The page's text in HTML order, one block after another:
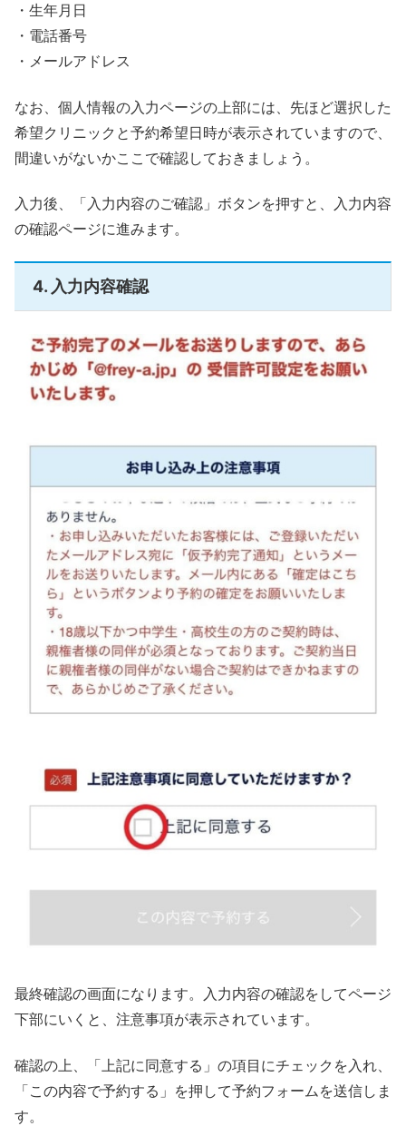
・生年月日
・電話番号
・メールアドレス
なお、個人情報の入力ページの上部には、先ほど選択した
希望クリニックと予約希望日時が表示されていますので、
間違いがないかここで確認しておきましょう。
入力後、「入力内容のご確認」ボタンを押すと、入力内容
の確認ページに進みます。
4. 入力内容確認
最終確認の画面になります。入力内容の確認をしてページ
下部にいくと、注意事項が表示されています。
確認の上、「上記に同意する」の項目にチェックを入れ、
「この内容で予約する」を押して予約フォームを送信しま
す。